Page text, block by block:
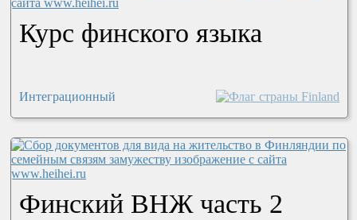
Курс финского языка
Интеграционный
Финский ВНЖ часть 2